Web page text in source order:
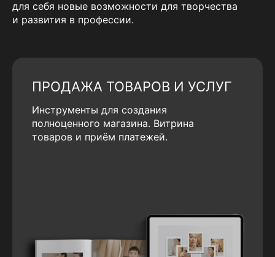
для себя новые возможности для творчества
и развития в профессии.
ПРОДАЖА ТОВАРОВ И УСЛУГ
Инструменты для создания
полноценного магазина. Витрина
товаров и приём платежей.